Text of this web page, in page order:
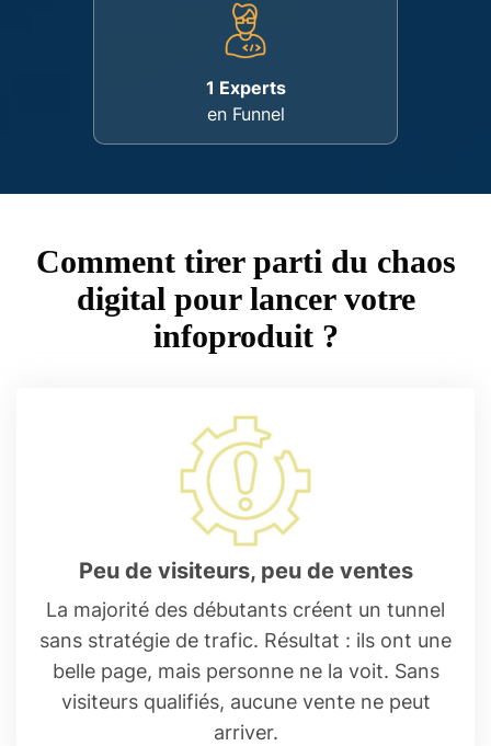
1 Experts
en Funnel
Comment tirer parti du chaos
digital pour lancer votre
infoproduit ?
Peu de visiteurs, peu de ventes
La majorité des débutants créent un tunnel
sans stratégie de trafic. Résultat : ils ont une
belle page, mais personne ne la voit. Sans
visiteurs qualifiés, aucune vente ne peut
arriver.